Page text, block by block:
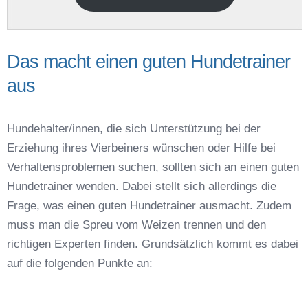
Anschrift
Das macht einen guten Hundetrainer
aus
Hundehalter/innen, die sich Unterstützung bei der
Erziehung ihres Vierbeiners wünschen oder Hilfe bei
Verhaltensproblemen suchen, sollten sich an einen guten
Hundetrainer wenden. Dabei stellt sich allerdings die
Frage, was einen guten Hundetrainer ausmacht. Zudem
muss man die Spreu vom Weizen trennen und den
richtigen Experten finden. Grundsätzlich kommt es dabei
auf die folgenden Punkte an: